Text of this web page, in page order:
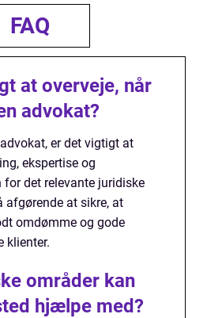
FAQ
at overveje, når
advokat?
er det vigtigt at
ekspertise og
det relevante juridiske
afgørende at sikre, at
omdømme og gode
klienter.
områder kan
hjælpe med?